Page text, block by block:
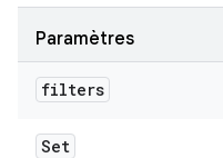
Paramètres
filters
Set